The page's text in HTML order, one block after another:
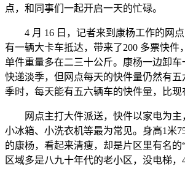
点，和同事们一起开启一天的忙碌。
4 月 16 日，记者来到康杨工作的网
有一辆大卡车抵达，带来了200 多票快件
单件重量多在二三十公斤。康杨一边卸
快递淡季，但网点每天的快件量仍然有五
季时，每天能有五六辆车的快件量，比现
网点主打大件派送，快件以家电为
小冰箱、小洗衣机等最为常见。身高1米
的康杨，看起来清瘦，却是片区里有名的
区域多是八九十年代的老小区，没电梯，